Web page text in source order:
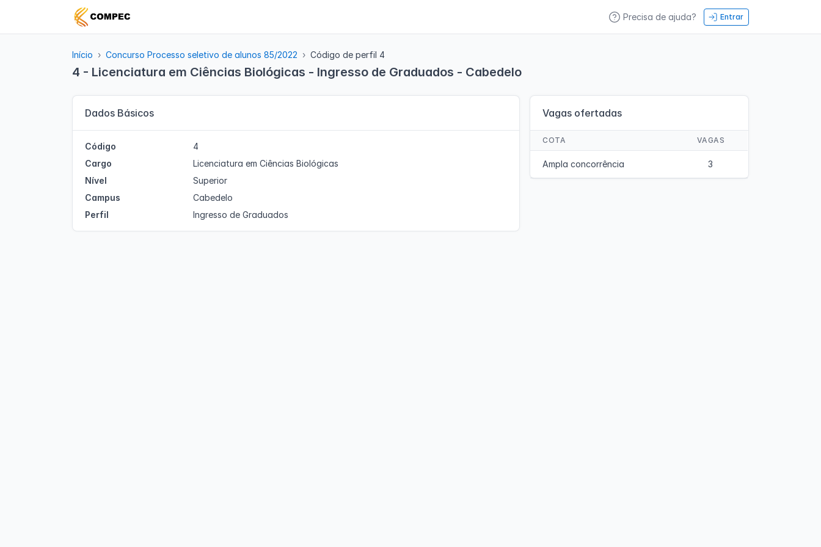
Entrar
Precisa de ajuda?
Início Concurso Processo seletivo de alunos 85/2022 Código de perfil 4
4 - Licenciatura em Ciências Biológicas - Ingresso de Graduados - Cabedelo
Dados Básicos
Código
4
Cargo
Licenciatura em Ciências Biológicas
Nível
Superior
Campus
Cabedelo
Perfil
Ingresso de Graduados
Vagas ofertadas
COTA VAGAS
Ampla concorrência 3